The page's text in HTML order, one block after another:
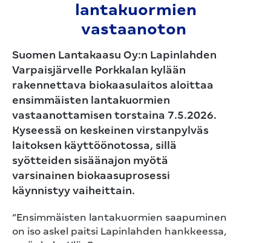
lantakuormien
vastaanoton
Suomen Lantakaasu Oy:n Lapinlahden
Varpaisjärvelle Porkkalan kylään
rakennettava biokaasulaitos aloittaa
ensimmäisten lantakuormien
vastaanottamisen torstaina 7.5.2026.
Kyseessä on keskeinen virstanpylväs
laitoksen käyttöönotossa, sillä
syötteiden sisäänajon myötä
varsinainen biokaasuprosessi
käynnistyy vaiheittain.
”Ensimmäisten lantakuormien saapuminen
on iso askel paitsi Lapinlahden hankkeessa,